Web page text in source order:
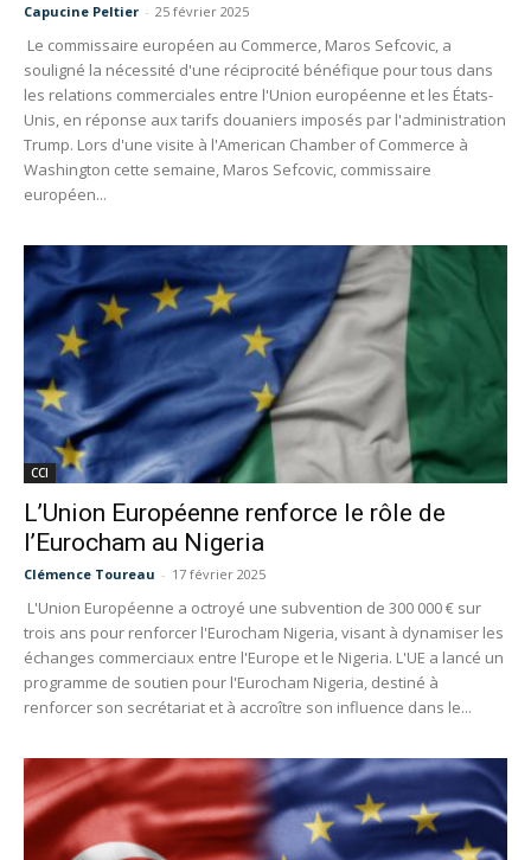
Capucine Peltier - 25 février 2025
Le commissaire européen au Commerce, Maros Sefcovic, a
souligné la nécessité d'une réciprocité bénéfique pour tous dans
les relations commerciales entre l'Union européenne et les États-
Unis, en réponse aux tarifs douaniers imposés par l'administration
Trump. Lors d'une visite à l'American Chamber of Commerce à
Washington cette semaine, Maros Sefcovic, commissaire
européen...
CCI
L’Union Européenne renforce le rôle de
l’Eurocham au Nigeria
Clémence Toureau - 17 février 2025
L'Union Européenne a octroyé une subvention de 300 000 € sur
trois ans pour renforcer l'Eurocham Nigeria, visant à dynamiser les
échanges commerciaux entre l'Europe et le Nigeria. L'UE a lancé un
programme de soutien pour l'Eurocham Nigeria, destiné à
renforcer son secrétariat et à accroître son influence dans le...